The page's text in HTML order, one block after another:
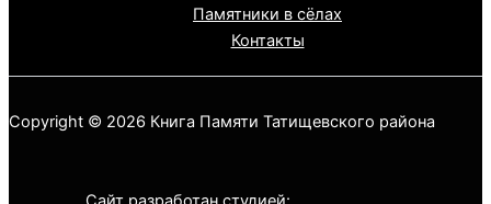
Памятники в сёлах
Контакты
Copyright © 2026 Книга Памяти Татищевского района